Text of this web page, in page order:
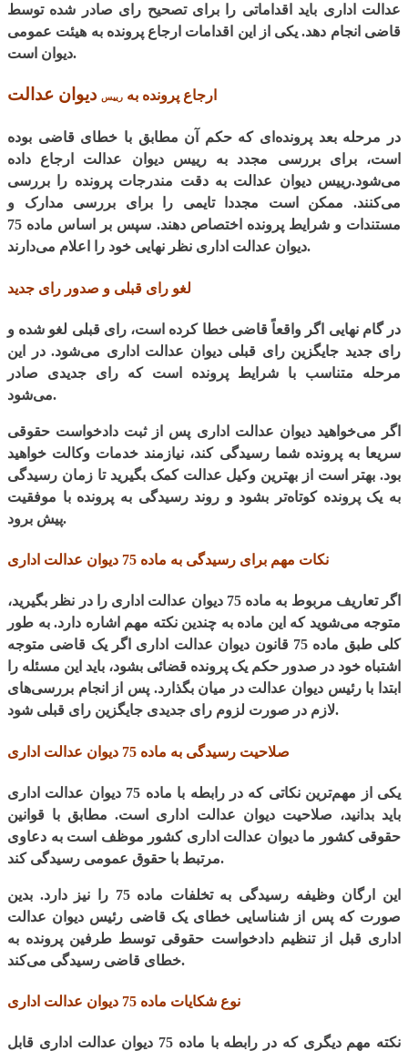
عدالت اداری باید اقداماتی را برای تصحیح رای صادر شده توسط
قاضی انجام دهد. یکی از این اقدامات ارجاع پرونده به هیئت عمومی
دیوان است.
ارجاع پرونده به رییس دیوان عدالت
در مرحله بعد پرونده‌ای که حکم آن مطابق با خطای قاضی بوده
است، برای بررسی مجدد به رییس دیوان عدالت ارجاع داده
می‌شود.رییس دیوان عدالت به دقت مندرجات پرونده را بررسی
می‌کنند. ممکن است مجددا تایمی را برای بررسی مدارک و
مستندات و شرایط پرونده اختصاص دهند. سپس بر اساس ماده 75
دیوان عدالت اداری نظر نهایی خود را اعلام می‌دارند.
لغو رای قبلی و صدور رای جدید
در گام نهایی اگر واقعاً قاضی خطا کرده است، رای قبلی لغو شده و
رای جدید جایگزین رای قبلی دیوان عدالت اداری می‌شود. در این
مرحله متناسب با شرایط پرونده است که رای جدیدی صادر
می‌شود.
اگر می‌خواهید دیوان عدالت اداری پس از ثبت دادخواست حقوقی
سریعا به پرونده شما رسیدگی کند، نیازمند خدمات وکالت خواهید
بود. بهتر است از بهترین وکیل عدالت کمک بگیرید تا زمان رسیدگی
به یک پرونده کوتاه‌تر بشود و روند رسیدگی به پرونده با موفقیت
پیش برود.
نکات مهم برای رسیدگی به ماده 75 دیوان عدالت اداری
اگر تعاریف مربوط به ماده 75 دیوان عدالت اداری را در نظر بگیرید،
متوجه می‌شوید که این ماده به چندین نکته مهم اشاره دارد. به طور
کلی طبق ماده 75 قانون دیوان عدالت اداری اگر یک قاضی متوجه
اشتباه خود در صدور حکم یک پرونده قضائی بشود، باید این مسئله را
ابتدا با رئیس دیوان عدالت در میان بگذارد. پس از انجام بررسی‌های
لازم در صورت لزوم رای جدیدی جایگزین رای قبلی شود.
صلاحیت رسیدگی به ماده 75 دیوان عدالت اداری
یکی از مهم‌ترین نکاتی که در رابطه با ماده 75 دیوان عدالت اداری
باید بدانید، صلاحیت دیوان عدالت اداری است. مطابق با قوانین
حقوقی کشور ما دیوان عدالت اداری کشور موظف است به دعاوی
مرتبط با حقوق عمومی رسیدگی کند.
این ارگان وظیفه رسیدگی به تخلفات ماده 75 را نیز دارد. بدین
صورت که پس از شناسایی خطای یک قاضی رئیس دیوان عدالت
اداری قبل از تنظیم دادخواست حقوقی توسط طرفین پرونده به
خطای قاضی رسیدگی می‌کند.
نوع شکایات ماده 75 دیوان عدالت اداری
نکته مهم دیگری که در رابطه با ماده 75 دیوان عدالت اداری قابل